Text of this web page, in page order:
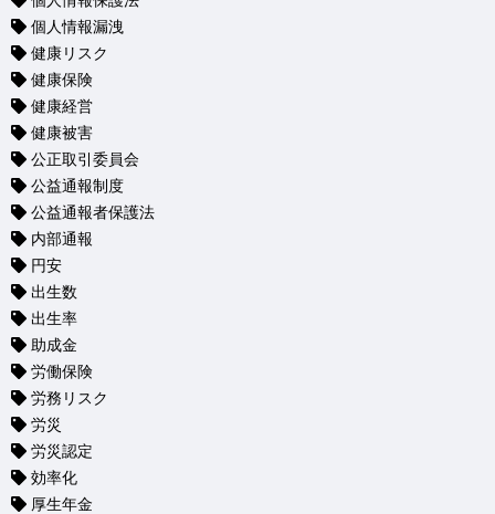
個人情報漏洩
健康リスク
健康保険
健康経営
健康被害
公正取引委員会
公益通報制度
公益通報者保護法
内部通報
円安
出生数
出生率
助成金
労働保険
労務リスク
労災
労災認定
効率化
厚生年金